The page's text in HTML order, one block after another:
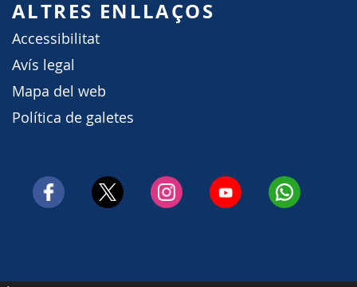
ALTRES ENLLAÇOS
Accessibilitat
Avís legal
Mapa del web
Política de galetes